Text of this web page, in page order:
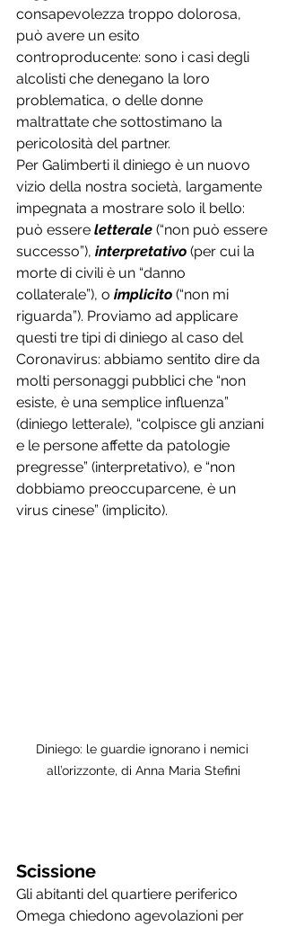
consapevolezza troppo dolorosa,
può avere un esito
controproducente: sono i casi degli
alcolisti che denegano la loro
problematica, o delle donne
maltrattate che sottostimano la
pericolosità del partner.
Per Galimberti il diniego è un nuovo
vizio della nostra società, largamente
impegnata a mostrare solo il bello:
può essere letterale (“non può essere
successo”), interpretativo (per cui la
morte di civili è un “danno
collaterale”), o implicito (“non mi
riguarda”). Proviamo ad applicare
questi tre tipi di diniego al caso del
Coronavirus: abbiamo sentito dire da
molti personaggi pubblici che “non
esiste, è una semplice influenza”
(diniego letterale), “colpisce gli anziani
e le persone affette da patologie
pregresse” (interpretativo), e “non
dobbiamo preoccuparcene, è un
virus cinese” (implicito).
Diniego: le guardie ignorano i nemici
all’orizzonte, di Anna Maria Stefini
Scissione
Gli abitanti del quartiere periferico
Omega chiedono agevolazioni per